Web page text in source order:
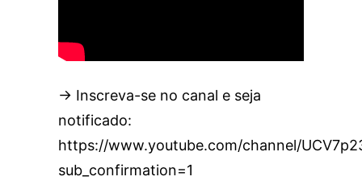
→ Inscreva-se no canal e seja
notificado:
https://www.youtube.com/channel/
sub_confirmation=1